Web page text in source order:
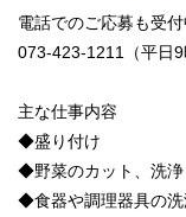
電話でのご応募も受付
073-423-1211（平日9
主な仕事内容
◆盛り付け
◆野菜のカット、洗浄
◆食器や調理器具の洗